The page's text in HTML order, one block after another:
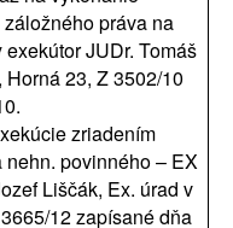
práva na
JUDr. Tomáš
23, Z 3502/10
zriadením
povinného – EX
Liščák, Ex. úrad v
12 zapísané dňa